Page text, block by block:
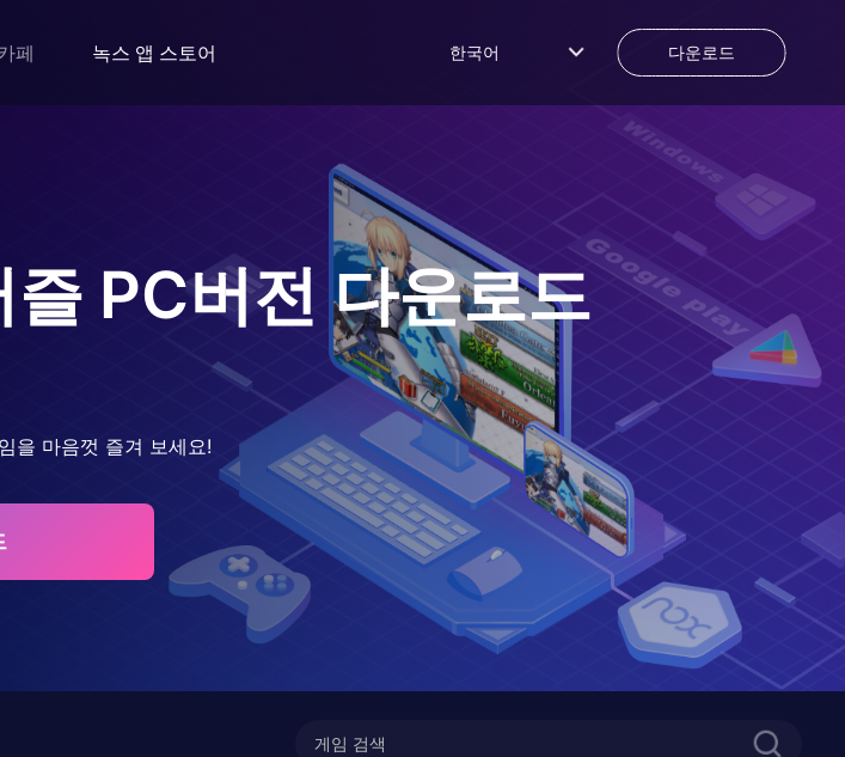
페 녹스 앱 스토어 한국어 다운로드
PC버전 다운로드
을 마음껏 즐겨 보세요!